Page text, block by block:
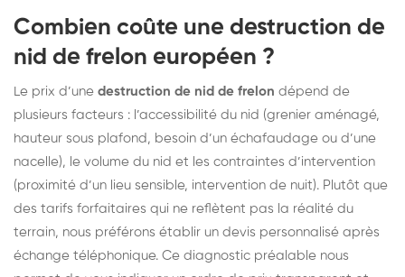
Combien coûte une destruction de
nid de frelon européen ?
Le prix d’une destruction de nid de frelon dépend de
plusieurs facteurs : l’accessibilité du nid (grenier aménagé,
hauteur sous plafond, besoin d’un échafaudage ou d’une
nacelle), le volume du nid et les contraintes d’intervention
(proximité d’un lieu sensible, intervention de nuit). Plutôt que
des tarifs forfaitaires qui ne reflètent pas la réalité du
terrain, nous préférons établir un devis personnalisé après
échange téléphonique. Ce diagnostic préalable nous